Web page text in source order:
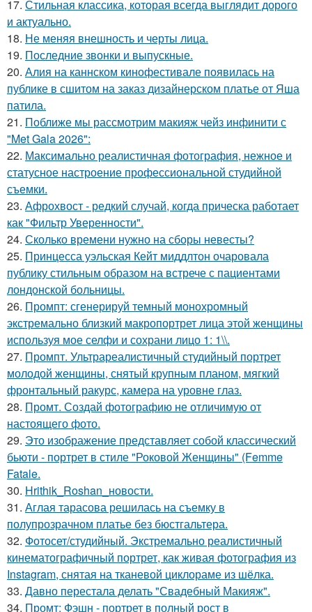
17. Стильная классика, которая всегда выглядит дорого
и актуально.
18. Не меняя внешность и черты лица.
19. Последние звонки и выпускные.
20. Алия на каннском кинофестивале появилась на
публике в сшитом на заказ дизайнерском платье от Яша
патила.
21. Поближе мы рассмотрим макияж чейз инфинити с
"Met Gala 2026":
22. Максимально реалистичная фотография, нежное и
статусное настроение профессиональной студийной
съемки.
23. Афрохвост - редкий случай, когда прическа работает
как "Фильтр Уверенности".
24. Сколько времени нужно на сборы невесты?
25. Принцесса уэльская Кейт миддлтон очаровала
публику стильным образом на встрече с пациентами
лондонской больницы.
26. Промпт: сгенерируй темный монохромный
экстремально близкий макропортрет лица этой женщины
используя мое селфи и сохрани лицо 1: 1\\.
27. Промпт. Ультрареалистичный студийный портрет
молодой женщины, снятый крупным планом, мягкий
фронтальный ракурс, камера на уровне глаз.
28. Промт. Создай фотографию не отличимую от
настоящего фото.
29. Это изображение представляет собой классический
бьюти - портрет в стиле "Роковой Женщины" (Femme
Fatale.
30. Hrithik_Roshan_новости.
31. Аглая тарасова решилась на съемку в
полупрозрачном платье без бюстгальтера.
32. Фотосет/студийный. Экстремально реалистичный
кинематографичный портрет, как живая фотография из
Instagram, снятая на тканевой циклораме из шёлка.
33. Давно перестала делать "Свадебный Макияж".
34. Промт: Фэшн - портрет в полный рост в